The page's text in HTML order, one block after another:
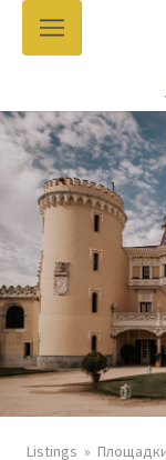
Listings